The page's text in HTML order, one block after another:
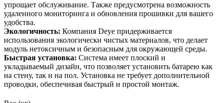
упрощает обслуживание. Также предусмотрена возможность
удаленного мониторинга и обновления прошивки для вашего
удобства.
Экологичность: Компания Deye придерживается
использования экологически чистых материалов, что делает
модуль нетоксичным и безопасным для окружающей среды.
Быстрая установка: Система имеет плоский и
укладываемый дизайн, что позволяет установить батарею как
на стену, так и на пол. Установка не требует дополнительной
проводки, обеспечивая быстрый и простой монтаж.